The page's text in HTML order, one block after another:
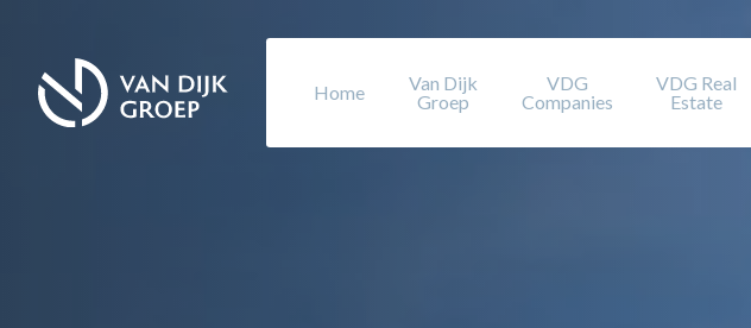
Home
Van Dijk
Groep
VDG
Companies
VDG Real
Estate